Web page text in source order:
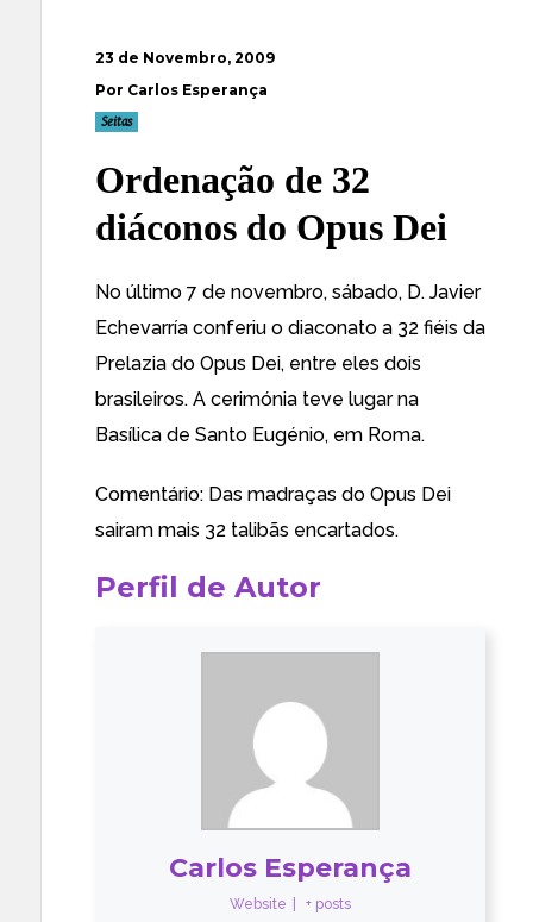
23 de Novembro, 2009
Por Carlos Esperança
Seitas
Ordenação de 32
diáconos do Opus Dei
No último 7 de novembro, sábado, D. Javier
Echevarría conferiu o diaconato a 32 fiéis da
Prelazia do Opus Dei, entre eles dois
brasileiros. A cerimónia teve lugar na
Basílica de Santo Eugénio, em Roma.
Comentário: Das madraças do Opus Dei
sairam mais 32 talibãs encartados.
Perfil de Autor
Carlos Esperança
Website + posts